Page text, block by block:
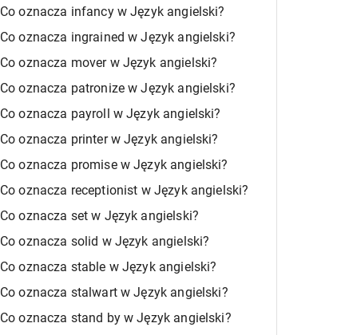
Co oznacza infancy w Język angielski?
Co oznacza ingrained w Język angielski?
Co oznacza mover w Język angielski?
Co oznacza patronize w Język angielski?
Co oznacza payroll w Język angielski?
Co oznacza printer w Język angielski?
Co oznacza promise w Język angielski?
Co oznacza receptionist w Język angielski?
Co oznacza set w Język angielski?
Co oznacza solid w Język angielski?
Co oznacza stable w Język angielski?
Co oznacza stalwart w Język angielski?
Co oznacza stand by w Język angielski?